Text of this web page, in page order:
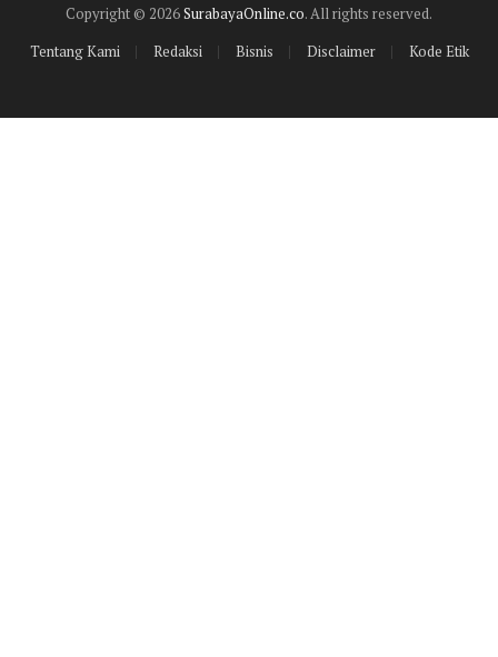
Copyright © 2026SurabayaOnline.co. All rights reserved.
Tentang Kami
Redaksi Bisnis Disclaimer Kode Etik